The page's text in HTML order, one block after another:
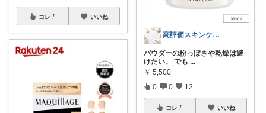
コレ いいね
高評価スキンケア＆コスメまとめ
パウダーの粉っぽさや乾燥は避
けたい。 でも ...
￥ 5,500
0 0 12
コレ いいね